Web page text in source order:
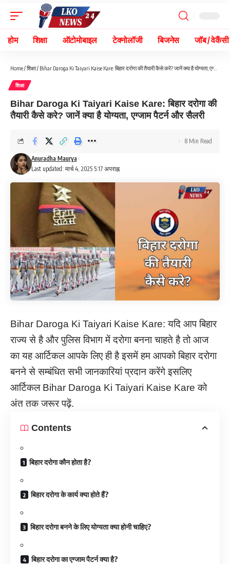
होम शिक्षा ऑटोमोबाइल टेक्नोलॉजी बिजनेस जॉब / वेकैंसी
Home/शिक्षा/ Bihar Daroga Ki Taiyari Kaise Kare: बिहार दरोगा की तैयारी कैसे करे? जानें क्या है योग्यता, एग्जाम पैटर्न और सैलरी
शिक्षा
Bihar Daroga Ki Taiyari Kaise Kare: बिहार दरोगा की
तैयारी कैसे करे? जानें क्या है योग्यता, एग्जाम पैटर्न और सैलरी
Last updated: मार्च 4, 2025 5:17 अपराह्न
Anuradha Maurya
8 Min Read
Bihar Daroga Ki Taiyari Kaise Kare: यदि आप बिहार
राज्य से है और पुलिस विभाग में दरोगा बनना चाहते है तो आज
का यह आर्टिकल आपके लिए ही है इसमें हम आपको बिहार दरोगा
बनने से सम्बंधित सभी जानकारियां प्रदान करेंगे इसलिए
आर्टिकल Bihar Daroga Ki Taiyari Kaise Kare को
अंत तक जरूर पढ़ें.
Contents
बिहार दरोगा कौन होता है?
बिहार दरोगा के कार्य क्या होते हैं?
बिहार दरोगा बनने के लिए योग्यता क्या होनी चाहिए?
बिहार दरोगा का एग्जाम पैटर्न क्या है?